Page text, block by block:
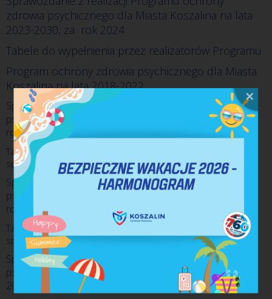
zdrowia psychicznego dla Miasta Koszalina na lata
2023-2030, za  rok 2024
Tabele do wypełnienia przez realizatorów Programu
Program ochrony zdrowia psychicznego dla Miasta
Koszalina na lata 2018-2022
Sprawozdanie z realizacji Programu ochrony zdrowia
psychicznego dla Miasta Koszalina na lata 2018-2022, za
rok 2018
Tabele do wypełnienia przez Realizatorów Programu do
sprawozdania za 2019 rok
Sprawozdanie z realizacji Programu ochrony zdrowia
psychicznego dla Miasta Koszalina na lata 2018-2022, za
rok 2019
Tabele do wypełnienia przez Realizatorów Programu do
sprawozdania za 2020 rok
Sprawozdanie z realizacji Programu ochrony zdrowia
psychicznego dla Miasta Koszalina na lata 2018-2022, za
2020 rok